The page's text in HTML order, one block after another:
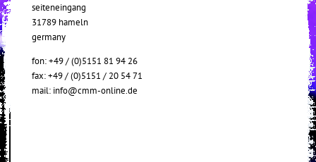
seiteneingang
31789 hameln
germany
fon: +49 / (0)5151 81 94 26
fax: +49 / (0)5151 / 20 54 71
mail: info@cmm-online.de